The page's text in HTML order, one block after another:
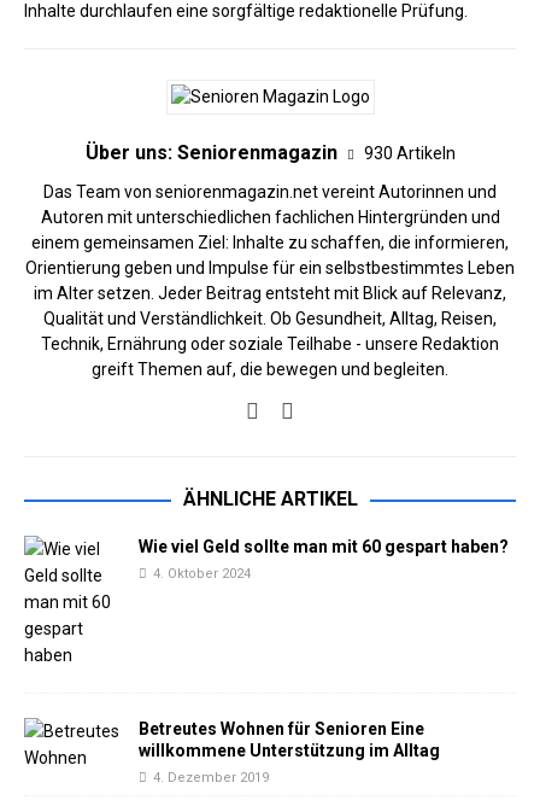
Inhalte durchlaufen eine sorgfältige redaktionelle Prüfung.
Über uns: Seniorenmagazin 930 Artikeln
Das Team von seniorenmagazin.net vereint Autorinnen und
Autoren mit unterschiedlichen fachlichen Hintergründen und
einem gemeinsamen Ziel: Inhalte zu schaffen, die informieren,
Orientierung geben und Impulse für ein selbstbestimmtes Leben
im Alter setzen. Jeder Beitrag entsteht mit Blick auf Relevanz,
Qualität und Verständlichkeit. Ob Gesundheit, Alltag, Reisen,
Technik, Ernährung oder soziale Teilhabe - unsere Redaktion
greift Themen auf, die bewegen und begleiten.
ÄHNLICHE ARTIKEL
Wie viel Geld sollte man mit 60 gespart haben?
4. Oktober 2024
Betreutes Wohnen für Senioren Eine
willkommene Unterstützung im Alltag
4. Dezember 2019